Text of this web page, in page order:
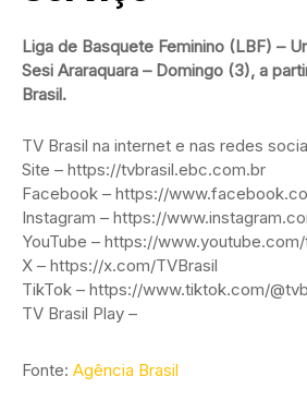
Liga de Basquete Feminino (LBF) –
Sesi Araraquara – Domingo (3), a
Brasil.
TV Brasil na internet e nas redes
Site – https://tvbrasil.ebc.com.br
Facebook – https://
Instagram – https://
YouTube – https://
X – https://x.com/TVBrasil
TikTok – https://www.tiktok.com/
TV Brasil Play –
Fonte: Agência Brasil